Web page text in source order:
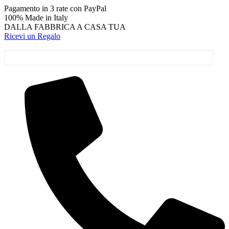
Vai
al
contenuto
Pagamento in 3 rate con PayPal
100% Made in Italy
DALLA FABBRICA A CASA TUA
Ricevi un Regalo